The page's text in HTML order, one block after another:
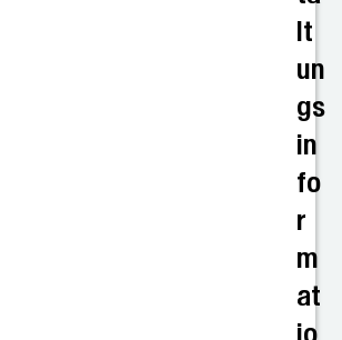
lt
un
gs
in
fo
r
m
at
io